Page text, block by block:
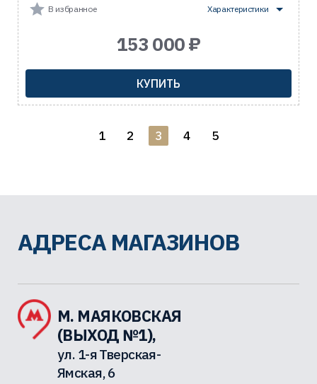
В избранное Характеристики
153 000 ₽
КУПИТЬ
1 2 3 4 5
АДРЕСА МАГАЗИНОВ
М. МАЯКОВСКАЯ
(ВЫХОД №1),
ул. 1-я Тверская-
Ямская, 6